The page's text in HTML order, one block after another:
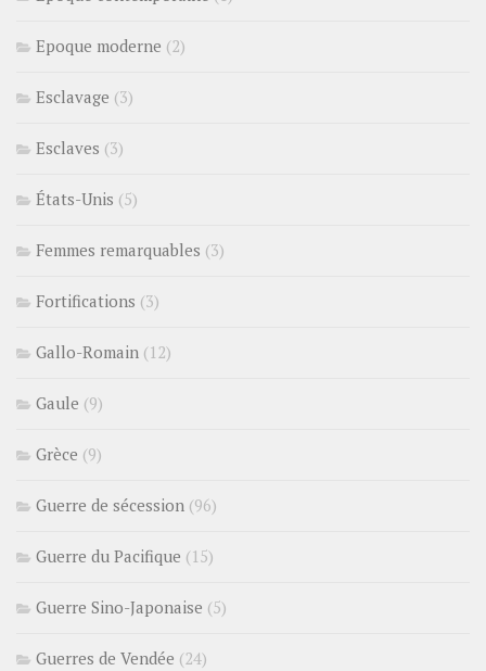
Epoque moderne (2)
Esclavage (3)
Esclaves (3)
États-Unis (5)
Femmes remarquables (3)
Fortifications (3)
Gallo-Romain (12)
Gaule (9)
Grèce (9)
Guerre de sécession (96)
Guerre du Pacifique (15)
Guerre Sino-Japonaise (5)
Guerres de Vendée (24)